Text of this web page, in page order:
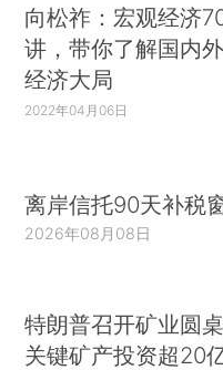
向松祚：宏观经济
讲，带你了解国内外
经济大局
2022年04月06日
离岸信托90天补税
2026年08月08日
特朗普召开矿业圆
关键矿产投资超20